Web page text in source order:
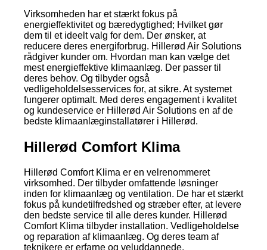
Virksomheden har et stærkt fokus på
energieffektivitet og bæredygtighed; Hvilket gør
dem til et ideelt valg for dem. Der ønsker, at
reducere deres energiforbrug. Hillerød Air Solutions
rådgiver kunder om. Hvordan man kan vælge det
mest energieffektive klimaanlæg. Der passer til
deres behov. Og tilbyder også
vedligeholdelsesservices for, at sikre. At systemet
fungerer optimalt. Med deres engagement i kvalitet
og kundeservice er Hillerød Air Solutions en af de
bedste klimaanlæginstallatører i Hillerød.
Hillerød Comfort Klima
Hillerød Comfort Klima er en velrenommeret
virksomhed. Der tilbyder omfattende løsninger
inden for klimaanlæg og ventilation. De har et stærkt
fokus på kundetilfredshed og stræber efter, at levere
den bedste service til alle deres kunder. Hillerød
Comfort Klima tilbyder installation. Vedligeholdelse
og reparation af klimaanlæg. Og deres team af
teknikere er erfarne og veluddannede.